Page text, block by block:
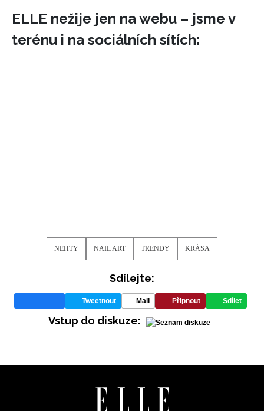
ELLE nežije jen na webu – jsme v
terénu i na sociálních sítích:
NEHTY NAIL ART TRENDY KRÁSA
Sdílejte:
Tweetnout Mail Připnout Sdílet
Vstup do diskuze: